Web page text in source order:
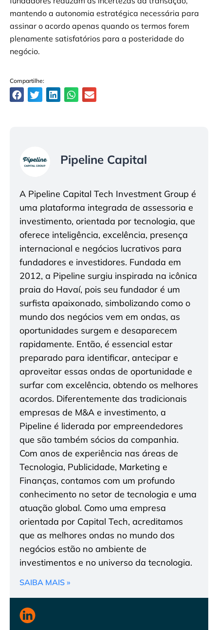
mantendo a autonomia estratégica necessária para
assinar o acordo apenas quando os termos forem
plenamente satisfatórios para a posteridade do
negócio.
Compartilhe:
Pipeline Capital
A Pipeline Capital Tech Investment Group é
uma plataforma integrada de assessoria e
investimento, orientada por tecnologia, que
oferece inteligência, excelência, presença
internacional e negócios lucrativos para
fundadores e investidores. Fundada em
2012, a Pipeline surgiu inspirada na icônica
praia do Havaí, pois seu fundador é um
surfista apaixonado, simbolizando como o
mundo dos negócios vem em ondas, as
oportunidades surgem e desaparecem
rapidamente. Então, é essencial estar
preparado para identificar, antecipar e
aproveitar essas ondas de oportunidade e
surfar com excelência, obtendo os melhores
acordos. Diferentemente das tradicionais
empresas de M&A e investimento, a
Pipeline é liderada por empreendedores
que são também sócios da companhia.
Com anos de experiência nas áreas de
Tecnologia, Publicidade, Marketing e
Finanças, contamos com um profundo
conhecimento no setor de tecnologia e uma
atuação global. Como uma empresa
orientada por Capital Tech, acreditamos
que as melhores ondas no mundo dos
negócios estão no ambiente de
investimentos e no universo da tecnologia.
SAIBA MAIS »